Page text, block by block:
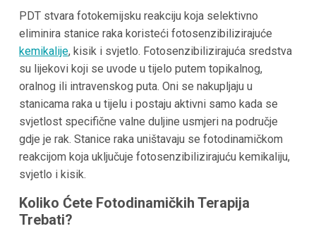
PDT stvara fotokemijsku reakciju koja selektivno
eliminira stanice raka koristeći fotosenzibilizirajuće
kemikalije, kisik i svjetlo. Fotosenzibilizirajuća sredstva
su lijekovi koji se uvode u tijelo putem topikalnog,
oralnog ili intravenskog puta. Oni se nakupljaju u
stanicama raka u tijelu i postaju aktivni samo kada se
svjetlost specifične valne duljine usmjeri na područje
gdje je rak. Stanice raka uništavaju se fotodinamičkom
reakcijom koja uključuje fotosenzibilizirajuću kemikaliju,
svjetlo i kisik.
Koliko Ćete Fotodinamičkih Terapija
Trebati?